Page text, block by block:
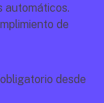
automáticos.
de
desde